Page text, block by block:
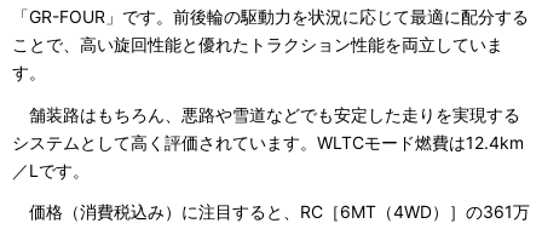
「GR-FOUR」です。前後輪の駆動力を状況に応じて最適に配分する
ことで、高い旋回性能と優れたトラクション性能を両立していま
す。
舗装路はもちろん、悪路や雪道などでも安定した走りを実現する
システムとして高く評価されています。WLTCモード燃費は12.4km
／Lです。
価格（消費税込み）に注目すると、RC［6MT（4WD）］の361万